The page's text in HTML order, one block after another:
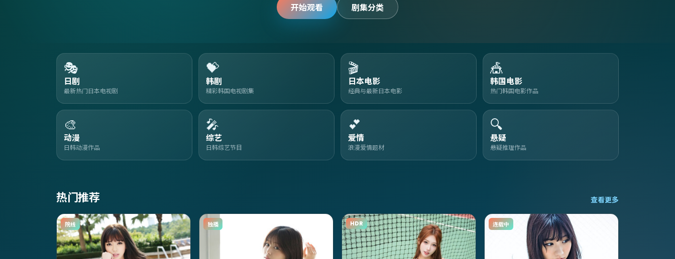
开始观看 剧集分类
🎭
日剧
最新热门日本电视剧
💝
韩剧
精彩韩国电视剧集
🎬
日本电影
经典与最新日本电影
🎪
韩国电影
热门韩国电影作品
🎨
动漫
日韩动漫作品
🎤
综艺
日韩综艺节目
💕
爱情
浪漫爱情题材
🔍
悬疑
悬疑推理作品
热门推荐 查看更多
院线 独播 HDR 连载中